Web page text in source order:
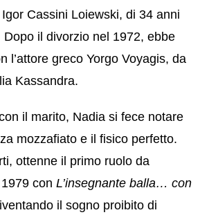
Cassini Loiewski, di 34 anni
Dopo il divorzio nel 1972, ebbe
l’attore greco Yorgo Voyagis, da
Kassandra.
il marito, Nadia si fece notare
mozzafiato e il fisico perfetto.
ottenne il primo ruolo da
con L’insegnante balla… con
il sogno proibito di